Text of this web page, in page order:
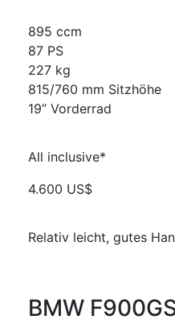
895 ccm
87 PS
227 kg
815/760 mm Sitzhöhe
19” Vorderrad
All inclusive*
4.600 US$
Relativ leicht, gutes
BMW